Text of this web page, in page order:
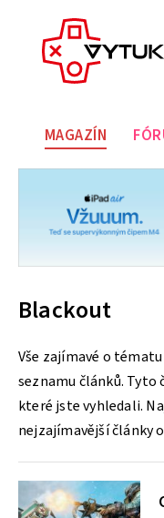
MAGAZÍN
Blackout
Vše zajímavé o
seznamu článků.
které jste vyhledali.
nejzajímavější články